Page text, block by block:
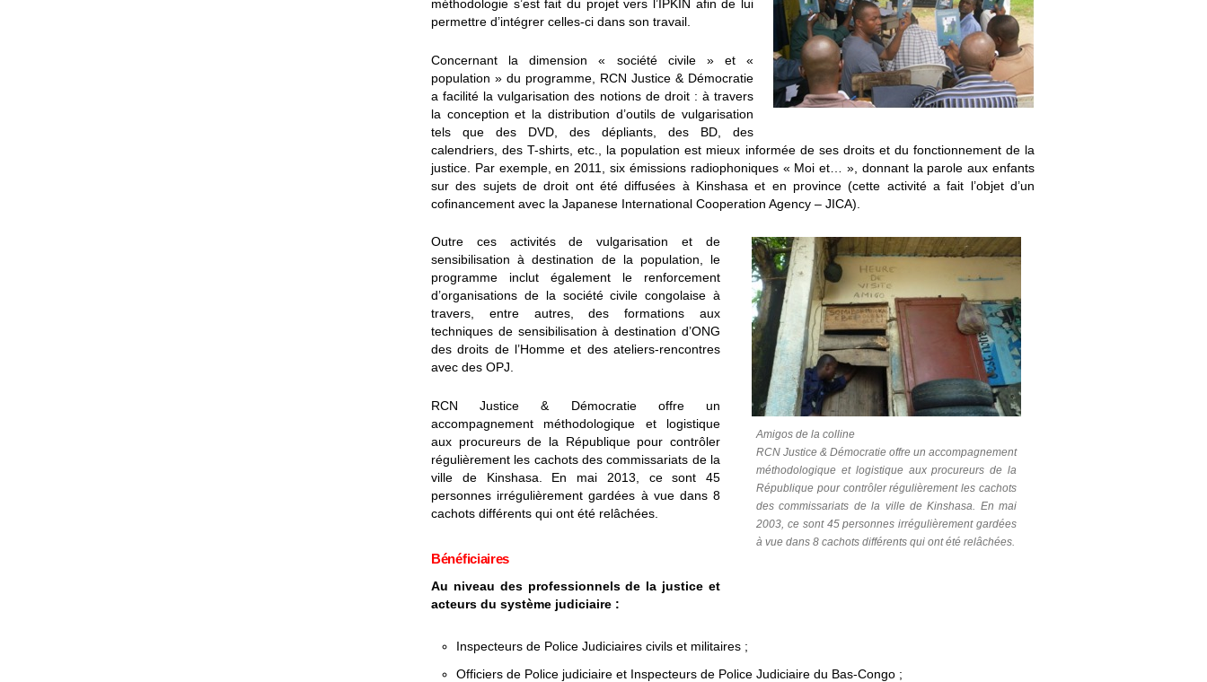
méthodologie s’est fait du projet vers l’IPKIN afin de lui
permettre d’intégrer celles-ci dans son travail.
Concernant la dimension « société civile » et «
population » du programme, RCN Justice & Démocratie
a facilité la vulgarisation des notions de droit : à travers
la conception et la distribution d’outils de vulgarisation
tels que des DVD, des dépliants, des BD, des
calendriers, des T-shirts, etc., la population est mieux informée de ses droits et du fonctionnement de la
justice. Par exemple, en 2011, six émissions radiophoniques « Moi et… », donnant la parole aux enfants
sur des sujets de droit ont été diffusées à Kinshasa et en province (cette activité a fait l’objet d’un
cofinancement avec la Japanese International Cooperation Agency – JICA).
Amigos de la colline
RCN Justice & Démocratie offre un accompagnement
méthodologique et logistique aux procureurs de la
République pour contrôler régulièrement les cachots
des commissariats de la ville de Kinshasa. En mai
2003, ce sont 45 personnes irrégulièrement gardées
à vue dans 8 cachots différents qui ont été relâchées.
Outre ces activités de vulgarisation et de
sensibilisation à destination de la population, le
programme inclut également le renforcement
d’organisations de la société civile congolaise à
travers, entre autres, des formations aux
techniques de sensibilisation à destination d’ONG
des droits de l’Homme et des ateliers-rencontres
avec des OPJ.
RCN Justice & Démocratie offre un
accompagnement méthodologique et logistique
aux procureurs de la République pour contrôler
régulièrement les cachots des commissariats de la
ville de Kinshasa. En mai 2013, ce sont 45
personnes irrégulièrement gardées à vue dans 8
cachots différents qui ont été relâchées.
Bénéficiaires
Au niveau des professionnels de la justice et
acteurs du système judiciaire :
Inspecteurs de Police Judiciaires civils et militaires ;
Officiers de Police judiciaire et Inspecteurs de Police Judiciaire du Bas-Congo ;